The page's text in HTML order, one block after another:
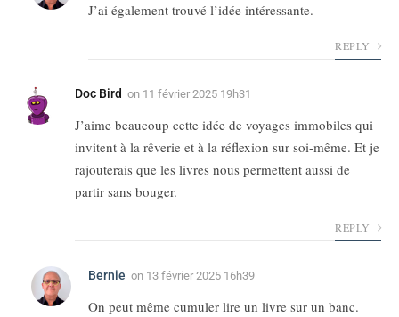
J’ai également trouvé l’idée intéressante.
REPLY
Doc Bird on 11 février 2025 19h31
J’aime beaucoup cette idée de voyages immobiles qui
invitent à la rêverie et à la réflexion sur soi-même. Et je
rajouterais que les livres nous permettent aussi de
partir sans bouger.
REPLY
Bernie on 13 février 2025 16h39
On peut même cumuler lire un livre sur un banc.